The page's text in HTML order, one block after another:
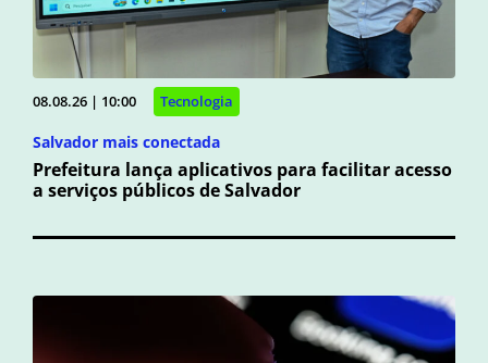
08.08.26 | 10:00 Tecnologia
Salvador mais conectada
Prefeitura lança aplicativos para facilitar acesso
a serviços públicos de Salvador